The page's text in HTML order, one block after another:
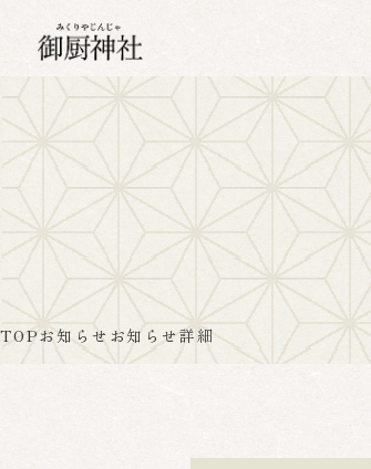
TOPお知らせ お知らせ詳細